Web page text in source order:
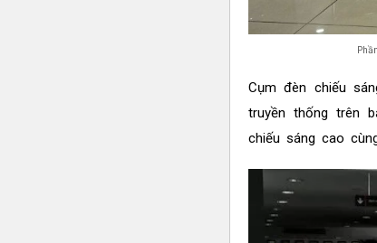
Cụm đèn chiếu
truyền thống trên
chiếu sáng cao